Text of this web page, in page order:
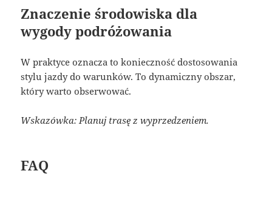
Znaczenie środowiska dla
wygody podróżowania
W praktyce oznacza to konieczność dostosowania
stylu jazdy do warunków. To dynamiczny obszar,
który warto obserwować.
Wskazówka: Planuj trasę z wyprzedzeniem.
FAQ